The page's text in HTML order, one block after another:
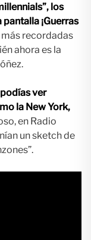
los
¡Guerras
recordadas
ahora es la
podías ver
la New York,
en Radio
un sketch de